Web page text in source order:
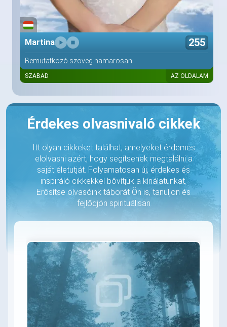
Martina 255
Bemutatkozó szöveg hamarosan
SZABAD AZ OLDALAM
Érdekes olvasnivaló cikkek
Itt olyan cikkeket találhat, amelyeket érdemes
elolvasni azért, hogy segítsenek megtalálni a
saját életutját. Folyamatosan új, érdekes és
inspiráló cikkekkel bővítjük a kínálatunkat.
Erősítse olvasóink táborát Ön is, tanuljon és
fejlődjön spirituálisan